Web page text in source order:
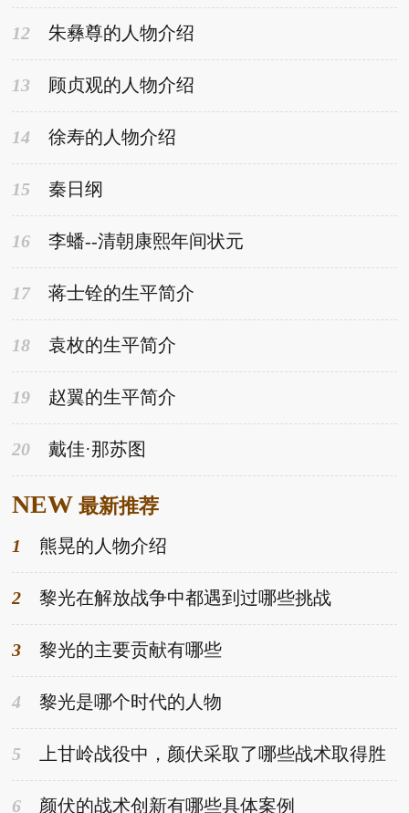
12 朱彝尊的人物介绍
13 顾贞观的人物介绍
14 徐寿的人物介绍
15 秦日纲
16 李蟠--清朝康熙年间状元
17 蒋士铨的生平简介
18 袁枚的生平简介
19 赵翼的生平简介
20 戴佳·那苏图
NEW最新推荐
1 熊晃的人物介绍
2 黎光在解放战争中都遇到过哪些挑战
3 黎光的主要贡献有哪些
4 黎光是哪个时代的人物
5
上甘岭战役中，颜伏采取了哪些战术取得胜
利
6
颜伏的战术创新有哪些具体案例